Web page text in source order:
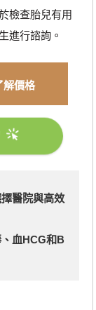
檢查胎兒有用
進行諮詢。
解價格
醫院與高效
血HCG和B